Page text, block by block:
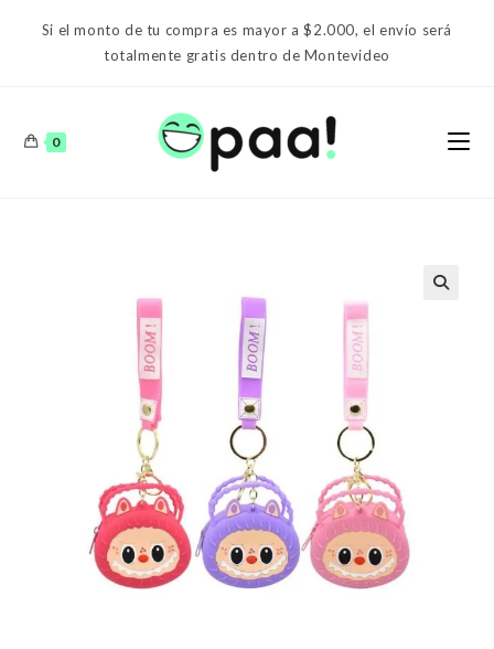
Si el monto de tu compra es mayor a $2.000, el envío será
totalmente gratis dentro de Montevideo
0